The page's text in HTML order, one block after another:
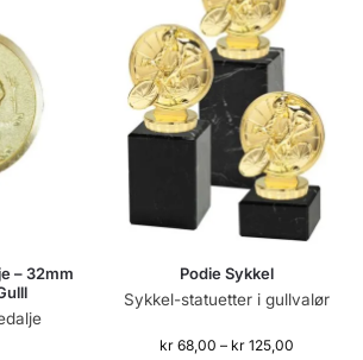
– 32mm
Podie Sykkel
Sykkel-statuetter i gullvalør
kr 68,00 – kr 125,00